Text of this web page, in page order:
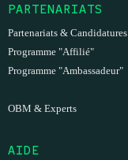
PARTENARIATS
Partenariats & Candidatures
Programme "Affilié"
Programme "Ambassadeur"
OBM & Experts
AIDE